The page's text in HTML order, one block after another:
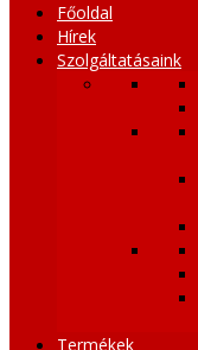
Főoldal
Hírek
Szolgáltatásaink
Termékek